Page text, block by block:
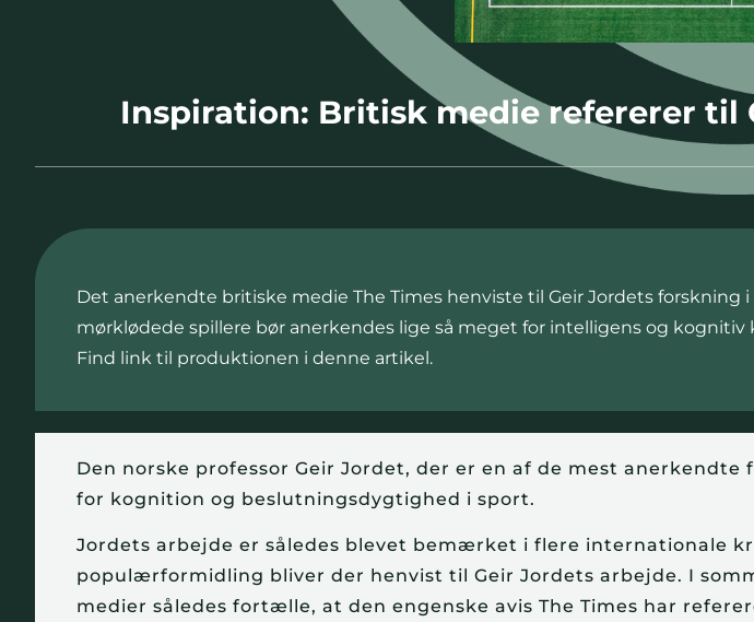
Inspiration: Britisk medie refererer
Det anerkendte britiske medie The Times henviste til Geir Jordets forskning
mørklødede spillere bør anerkendes lige så meget for intelligens og kognitiv
Find link til produktionen i denne artikel.
Den norske professor Geir Jordet, der er en af de mest anerkendte
for kognition og beslutningsdygtighed i sport.
Jordets arbejde er således blevet bemærket i flere internationale
populærformidling bliver der henvist til Geir Jordets arbejde. I
medier således fortælle, at den engenske avis The Times har